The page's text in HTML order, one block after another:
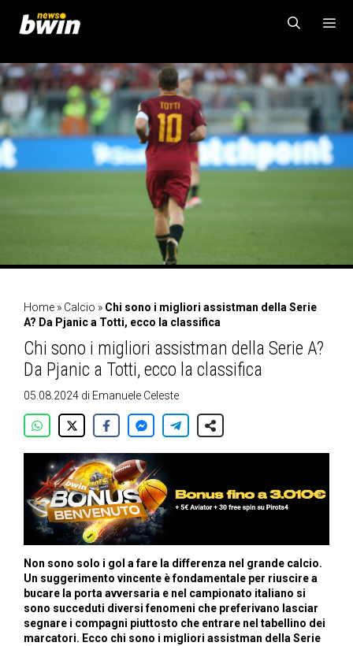
contenuto
MENU
Home » Calcio » Chi sono i migliori assistman della Serie
A? Da Pjanic a Totti, ecco la classifica
Chi sono i migliori assistman della Serie A?
Da Pjanic a Totti, ecco la classifica
05.08.2024 di Emanuele Celeste
Non sono solo i gol a fare la differenza nel grande calcio.
Un suggerimento vincente è fondamentale per riuscire a
bucare la porta avversaria e nel campionato italiano si
sono succeduti diversi fenomeni che preferivano lasciar
segnare i compagni piuttosto che entrare nel tabellino dei
marcatori. Ecco chi sono i migliori assistman della Serie